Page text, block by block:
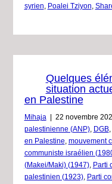
syrien
Poalei Tziyon
Quelques
situation
en Palestine
Mihaja 22 novembre
palestinienne (ANP), DGB,
en Palestine mouvement
communiste israélien
(Makei/Maki) (1947), Parti
palestinien (1923), Parti